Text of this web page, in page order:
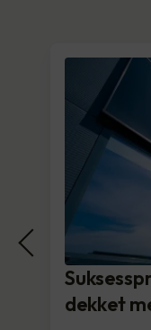
dekket